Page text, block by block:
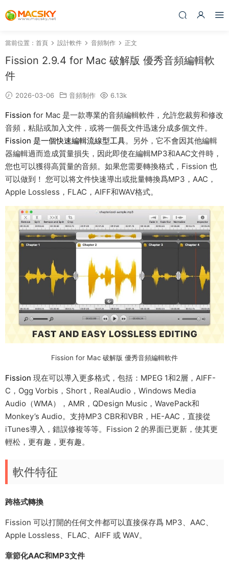
當前位置： 首頁 設計軟件 音頻制作 正文
Fission 2.9.4 for Mac 破解版 優秀音頻編輯軟
件
2026-03-06 音頻制作 6.13k
Fission for Mac 是一款專業的音頻編輯軟件，允許您裁剪和修改
音頻，粘貼或加入文件，或将一個長文件迅速分成多個文件。
Fission 是一個快速編輯流線型工具。另外，它不會因其他編輯
器編輯過而造成質量損失，因此即使在編輯MP3和AAC文件時，
您也可以獲得高質量的音頻。如果您需要轉換格式，Fission 也
可以做到！ 您可以将文件快速導出或批量轉換爲MP3，AAC，
Apple Lossless，FLAC，AIFF和WAV格式。
Fission for Mac 破解版 優秀音頻編輯軟件
Fission 現在可以導入更多格式，包括：MPEG 1和2層，AIFF-
C，Ogg Vorbis，Short，RealAudio，Windows Media
Audio（WMA），AMR，QDesign Music，WavePack和
Monkey’s Audio。支持MP3 CBR和VBR，HE-AAC，直接從
iTunes導入，錯誤修複等等。Fission 2 的界面已更新，使其更
輕松，更有趣，更有趣。
軟件特征
跨格式轉換
Fission 可以打開的任何文件都可以直接保存爲 MP3、AAC、
Apple Lossless、FLAC、AIFF 或 WAV。
章節化AAC和MP3文件